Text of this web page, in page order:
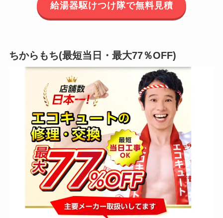
給湯器駆けつけ隊で無料見積
ちからもち(最短当日・最大77％OFF)